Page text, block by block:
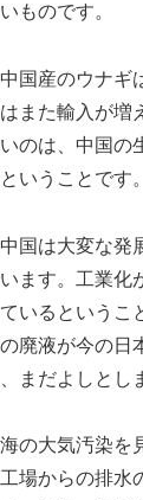
ものです。
国産のウナギ
また輸入が増
のは、中国の
いうことです。
国は大変な発
ます。工業化
いるというこ
廃液が今の日
まだよしとし
の大気汚染を
場からの排水